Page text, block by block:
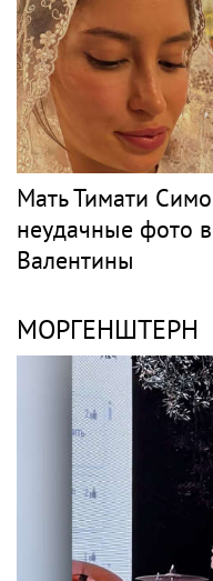
Мать Тимати
неудачные фото
Валентины
МОРГЕНШТЕРН